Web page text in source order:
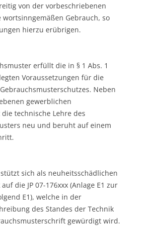
von der vorbeschriebenen
wortsinngemäßen Gebrauch, so
hierzu erübrigen.
erfüllt die in § 1 Abs. 1
Voraussetzungen für die
Neben
gewerblichen
technische Lehre des
neu und beruht auf einem
sich als neuheitsschädlichen
die JP 07-176xxx (Anlage E1 zur
E1), welche in der
des Standes der Technik
gewürdigt wird.